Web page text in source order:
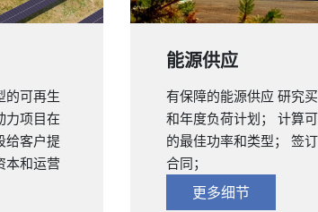
的可再生
力项目在
给客户提
本和运营
能源供应
有保障的能源供应 研究
和年度负荷计划； 计算
的最佳功率和类型； 签
合同；
更多细节